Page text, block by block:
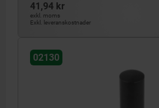
41,94 kr
exkl. moms
Exkl. leveranskostnader
02130